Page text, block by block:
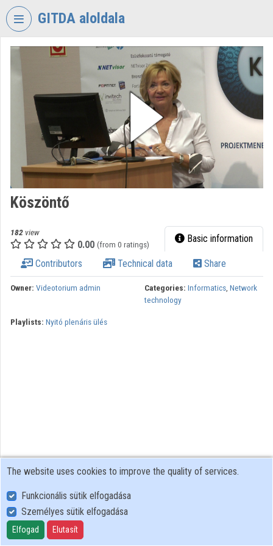
Skip header
GITDA aloldala
VIDEO
GOVERNMENTAL
INFORMATION-
TECHNOLOGY
DEVELOPMENT
AGENCY
Organization home
Categories
Organization playlists
Contributors
Köszöntő
182 view
0.00 (from 0 ratings) Basic information
Contributors Technical data Share
Owner: Videotorium admin Categories: Informatics, Network
technology
Playlists: Nyitó plenáris ülés
User Policy
Adatkezelési tájékoztató (en)
Cookie Policy
The website uses cookies to improve the quality of services.
Funkcionális sütik elfogadása
Személyes sütik elfogadása
Elfogad Elutasít